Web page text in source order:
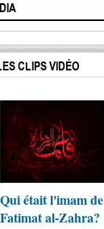
CLIPS VIDÉO
Qui était l'imam de
Fatimat al-Zahra?